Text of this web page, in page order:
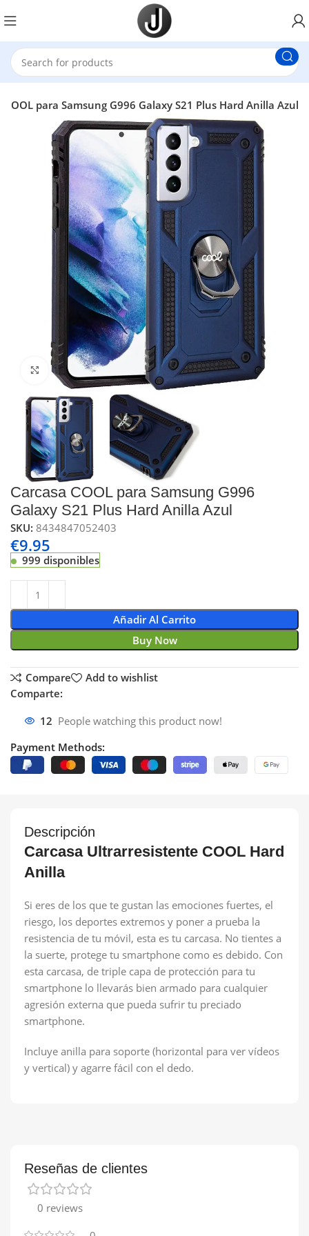
COOL para Samsung G996 Galaxy S21 Plus Hard Anilla Azul
Click to enlarge
Carcasa COOL para Samsung G996
Galaxy S21 Plus Hard Anilla Azul
SKU:8434847052403
€9.95
999 disponibles
Añadir Al Carrito
Buy Now
Compare
Add to wishlist
Comparte:
12 People watching this product now!
Payment Methods:
Descripción
Carcasa Ultrarresistente COOL Hard
Anilla
Si eres de los que te gustan las emociones fuertes, el
riesgo, los deportes extremos y poner a prueba la
resistencia de tu móvil, esta es tu carcasa. No tientes a
la suerte, protege tu smartphone como es debido. Con
esta carcasa, de triple capa de protección para tu
smartphone lo llevarás bien armado para cualquier
agresión externa que pueda sufrir tu preciado
smartphone.
Incluye anilla para soporte (horizontal para ver vídeos
y vertical) y agarre fácil con el dedo.
Reseñas de clientes
0 reviews